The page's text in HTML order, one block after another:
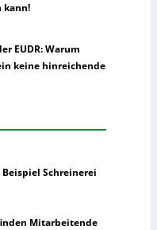
kann!
EUDR: Warum
keine hinreichende
Beispiel Schreinerei
Mitarbeitende